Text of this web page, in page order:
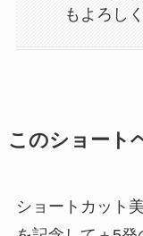
もよろし
このショート
ショートカット